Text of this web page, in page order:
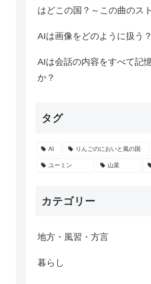
はどこの国？～この曲のス
AIは画像をどのように扱う？
AIは会話の内容をすべて記
か？
タグ
AI りんごのにおいと風の国
ユーミン 山菜
カテゴリー
地方・風習・方言
暮らし